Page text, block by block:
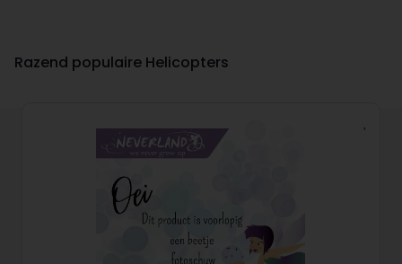
Razend populaire Helicopters